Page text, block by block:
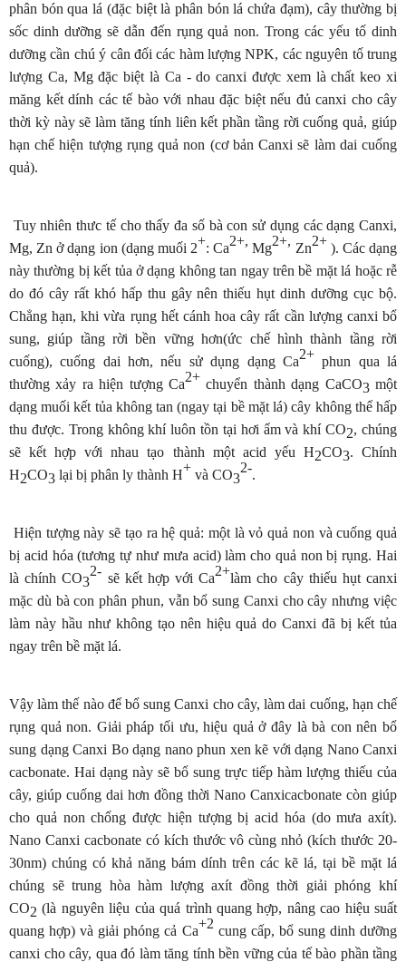
phân bón qua lá (đặc biệt là phân bón lá chứa đạm), cây thường bị
sốc dinh dưỡng sẽ dẫn đến rụng quả non. Trong các yếu tố dinh
dưỡng cần chú ý cân đối các hàm lượng NPK, các nguyên tố trung
lượng Ca, Mg đặc biệt là Ca - do canxi được xem là chất keo xi
măng kết dính các tế bào với nhau đặc biệt nếu đủ canxi cho cây
thời kỳ này sẽ làm tăng tính liên kết phần tầng rời cuống quả, giúp
hạn chế hiện tượng rụng quả non (cơ bản Canxi sẽ làm dai cuống
quả).
Tuy nhiên thưc tế cho thấy đa số bà con sử dụng các dạng Canxi,
Mg, Zn ở dạng ion (dạng muối 2+: Ca2+, Mg2+, Zn2+ ). Các dạng
này thường bị kết tủa ở dạng không tan ngay trên bề mặt lá hoặc rễ
do đó cây rất khó hấp thu gây nên thiếu hụt dinh dưỡng cục bộ.
Chẳng hạn, khi vừa rụng hết cánh hoa cây rất cần lượng canxi bổ
sung, giúp tầng rời bền vững hơn(ức chế hình thành tầng rời
cuống), cuống dai hơn, nếu sử dụng dạng Ca2+ phun qua lá
thường xảy ra hiện tượng Ca2+ chuyển thành dạng CaCO3 một
dạng muối kết tủa không tan (ngay tại bề mặt lá) cây không thể hấp
thu được. Trong không khí luôn tồn tại hơi ẩm và khí CO2, chúng
sẽ kết hợp với nhau tạo thành một acid yếu H2CO3. Chính
H2CO3 lại bị phân ly thành H+ và CO3
2-.
Hiện tượng này sẽ tạo ra hệ quả: một là vỏ quả non và cuống quả
bị acid hóa (tương tự như mưa acid) làm cho quả non bị rụng. Hai
là chính CO3
2- sẽ kết hợp với Ca2+làm cho cây thiếu hụt canxi
mặc dù bà con phân phun, vẫn bổ sung Canxi cho cây nhưng việc
làm này hầu như không tạo nên hiệu quả do Canxi đã bị kết tủa
ngay trên bề mặt lá.
Vậy làm thế nào để bổ sung Canxi cho cây, làm dai cuống, hạn chế
rụng quả non. Giải pháp tối ưu, hiệu quả ở đây là bà con nên bổ
sung dạng Canxi Bo dạng nano phun xen kẽ với dạng Nano Canxi
cacbonate. Hai dạng này sẽ bổ sung trực tiếp hàm lượng thiếu của
cây, giúp cuống dai hơn đồng thời Nano Canxicacbonate còn giúp
cho quả non chống được hiện tượng bị acid hóa (do mưa axít).
Nano Canxi cacbonate có kích thước vô cùng nhỏ (kích thước 20-
30nm) chúng có khả năng bám dính trên các kẽ lá, tại bề mặt lá
chúng sẽ trung hòa hàm lượng axít đồng thời giải phóng khí
CO2 (là nguyên liệu của quá trình quang hợp, nâng cao hiệu suất
quang hợp) và giải phóng cả Ca+2cung cấp, bổ sung dinh dưỡng
canxi cho cây, qua đó làm tăng tính bền vững của tế bào phần tầng